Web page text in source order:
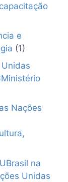
e
(1)
Nações
na
Unidas